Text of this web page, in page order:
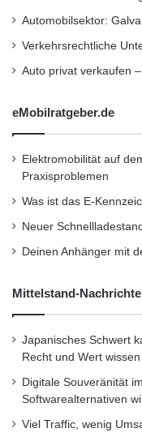
Reihenfolge ab
trockener Straße.
Test, dem
gestaltet sind,
auch bei
Situation besser
Gesellschaft
Automobilsektor:
Verkehrsrechtliche
Auto privat verkaufen
eMobilratgeber.de
Elektromobilität auf
Praxisproblemen
Was ist das E-
Neuer
Deinen Anhänger mit
Mittelstand-
Japanisches Schwert
Recht und Wert
Digitale Souveränität
Softwarealternativen
Viel Traffic, wenig